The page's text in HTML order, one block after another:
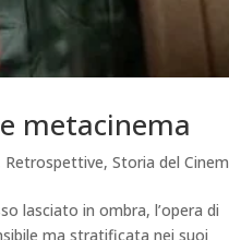
metacinema
Retrospettive,Storia del
lasciato in ombra, l’opera di
ma stratificata nei suoi